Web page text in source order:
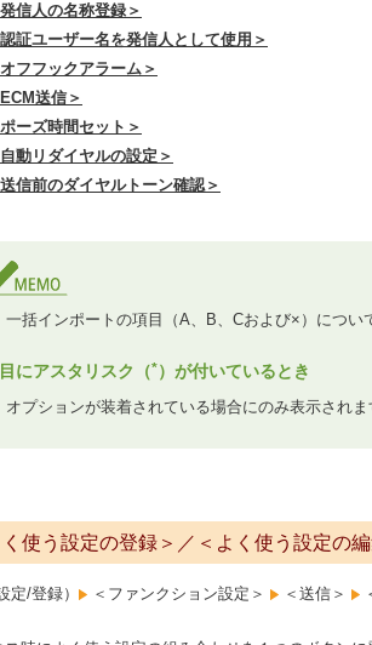
発信人の名称登録＞
認証ユーザー名を発信人として使用＞
オフフックアラーム＞
送信＞
ポーズ時間セット＞
自動リダイヤルの設定＞
送信前のダイヤルトーン確認＞
一括インポートの項目（A、B、Cおよび×）につい
にアスタリスク（*）が付いているとき
オプションが装着されている場合にのみ表示されま
く使う設定の登録＞／＜よく使う設定の編
定/登録） ＜ファンクション設定＞ ＜送信＞